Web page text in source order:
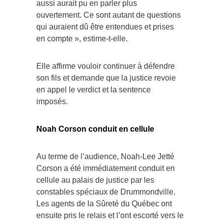
aussi aurait pu en parler plus
ouvertement. Ce sont autant de questions
qui auraient dû être entendues et prises
en compte », estime-t-elle.
Elle affirme vouloir continuer à défendre
son fils et demande que la justice revoie
en appel le verdict et la sentence
imposés.
Noah Corson conduit en cellule
Au terme de l’audience, Noah-Lee Jetté
Corson a été immédiatement conduit en
cellule au palais de justice par les
constables spéciaux de Drummondville.
Les agents de la Sûreté du Québec ont
ensuite pris le relais et l’ont escorté vers le